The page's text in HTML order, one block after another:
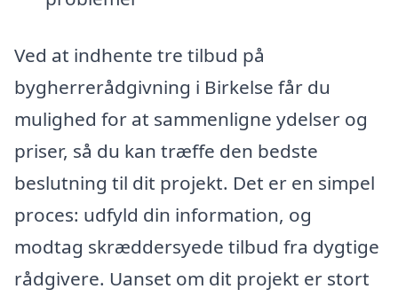
Ved at indhente tre tilbud på
bygherrerådgivning i Birkelse får du
mulighed for at sammenligne ydelser og
priser, så du kan træffe den bedste
beslutning til dit projekt. Det er en simpel
proces: udfyld din information, og
modtag skræddersyede tilbud fra dygtige
rådgivere. Uanset om dit projekt er stort